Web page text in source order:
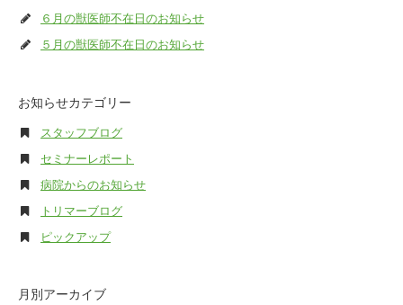
６月の獣医師不在日のお知らせ
５月の獣医師不在日のお知らせ
お知らせカテゴリー
スタッフブログ
セミナーレポート
病院からのお知らせ
トリマーブログ
ピックアップ
月別アーカイブ